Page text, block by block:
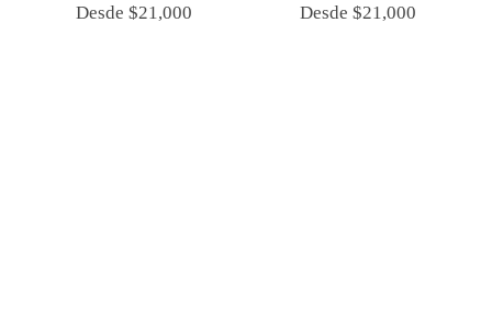
Desde $21,000 Desde $21,000